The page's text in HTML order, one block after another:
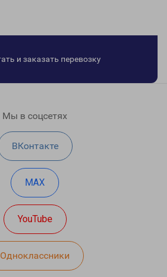
и заказать перевозку
Мы в соцсетях
ВКонтакте
MAX
YouTube
Одноклассники